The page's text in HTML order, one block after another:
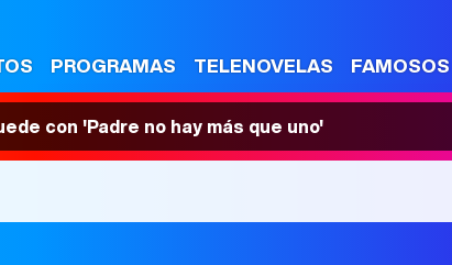
PROGRAMAS TELENOVELAS FAMOSOS
con 'Padre no hay más que uno'